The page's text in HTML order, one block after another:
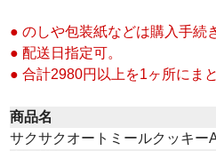
● のしや包装紙などは購入手続
● 配送日指定可。
● 合計2980円以上を1ヶ所にま
商品名
サクサクオートミールクッキー